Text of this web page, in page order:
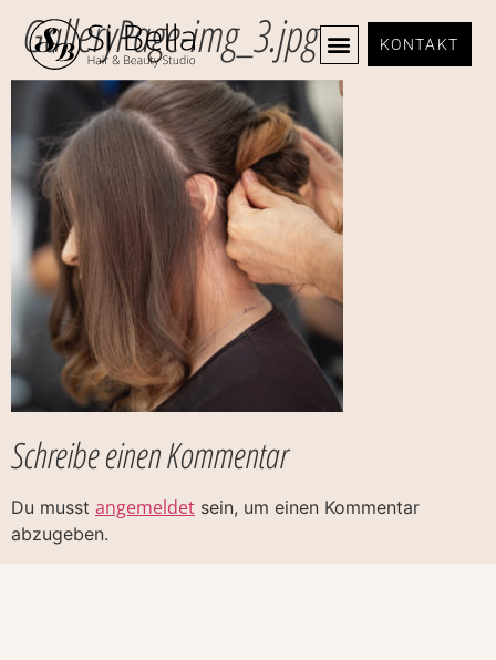
KONTAKT
GalleryPage-img_3.jpg
Schreibe einen Kommentar
Du musst angemeldet sein, um einen Kommentar
abzugeben.